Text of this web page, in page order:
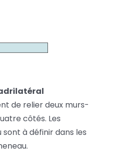
de relier deux murs-
côtés. Les
à définir dans les